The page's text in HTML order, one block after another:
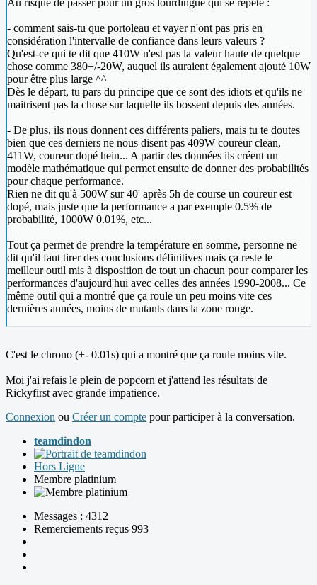
- comment sais-tu que portoleau et vayer n'ont pas pris en
considération l'intervalle de confiance dans leurs valeurs ?
Qu'est-ce qui te dit que 410W n'est pas la valeur haute de quelque
chose comme 380+/-20W, auquel ils auraient également ajouté 10W
pour être plus large ^^
Dès le départ, tu pars du principe que ce sont des idiots et qu'ils ne
maitrisent pas la chose sur laquelle ils bossent depuis des années.
- De plus, ils nous donnent ces différents paliers, mais tu te doutes
bien que ces derniers ne nous disent pas 409W coureur clean,
411W, coureur dopé hein... A partir des données ils créent un
modèle mathématique qui permet ensuite de donner des probabilités
pour chaque performance.
Rien ne dit qu'à 500W sur 40' après 5h de course un coureur est
dopé, mais juste que la performance a par exemple 0.5% de
probabilité, 1000W 0.01%, etc...
Tout ça permet de prendre la température en somme, personne ne
dit qu'il faut tirer des conclusions définitives mais ça reste le
meilleur outil mis à disposition de tout un chacun pour comparer les
performances d'aujourd'hui avec celles des années 1990-2008... Ce
même outil qui a montré que ça roule un peu moins vite ces
dernières années, moins de mutants dans la zone rouge.
C'est le chrono (+- 0.01s) qui a montré que ça roule moins vite.
Moi j'ai refais le plein de popcorn et j'attend les résultats de
Rickyfirst avec grande impatience.
Connexion ou Créer un compte pour participer à la conversation.
teamdindon
Hors Ligne
Membre platinium
Messages : 4312
Remerciements reçus 993